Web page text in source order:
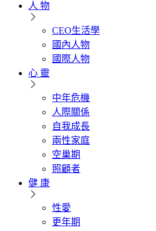
人 物
CEO生活學
國內人物
國際人物
心 靈
中年危機
人際關係
自我成長
兩性家庭
空巢期
照顧者
健 康
性愛
更年期